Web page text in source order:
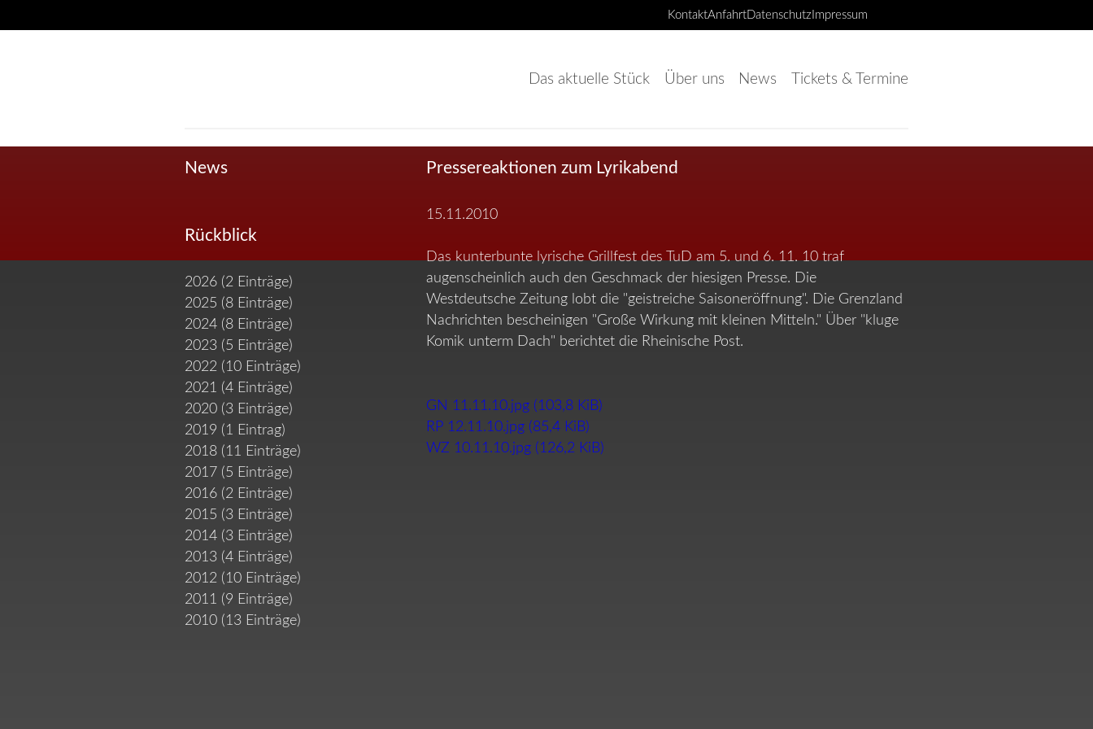
KontaktAnfahrtDatenschutz Impressum
Das aktuelle Stück Über uns News Tickets & Termine
Pressereaktionen zum Lyrikabend
15.11.2010
Das kunterbunte lyrische Grillfest des TuD am 5. und 6. 11. 10 traf
augenscheinlich auch den Geschmack der hiesigen Presse. Die
Westdeutsche Zeitung lobt die "geistreiche Saisoneröffnung". Die Grenzland
Nachrichten bescheinigen "Große Wirkung mit kleinen Mitteln." Über "kluge
Komik unterm Dach" berichtet die Rheinische Post.
GN 11.11.10.jpg (103,8 KiB)
RP 12.11.10.jpg (85,4 KiB)
WZ 10.11.10.jpg (126,2 KiB)
News
Rückblick
2026 (2 Einträge)
2025 (8 Einträge)
2024 (8 Einträge)
2023 (5 Einträge)
2022 (10 Einträge)
2021 (4 Einträge)
2020 (3 Einträge)
2019 (1 Eintrag)
2018 (11 Einträge)
2017 (5 Einträge)
2016 (2 Einträge)
2015 (3 Einträge)
2014 (3 Einträge)
2013 (4 Einträge)
2012 (10 Einträge)
2011 (9 Einträge)
2010 (13 Einträge)